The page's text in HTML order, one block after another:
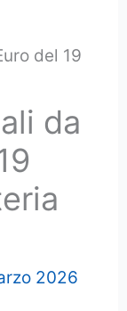
del 19
da
2026